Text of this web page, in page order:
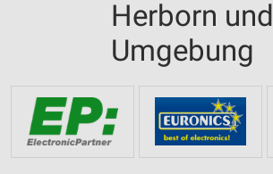
Herborn und
Umgebung